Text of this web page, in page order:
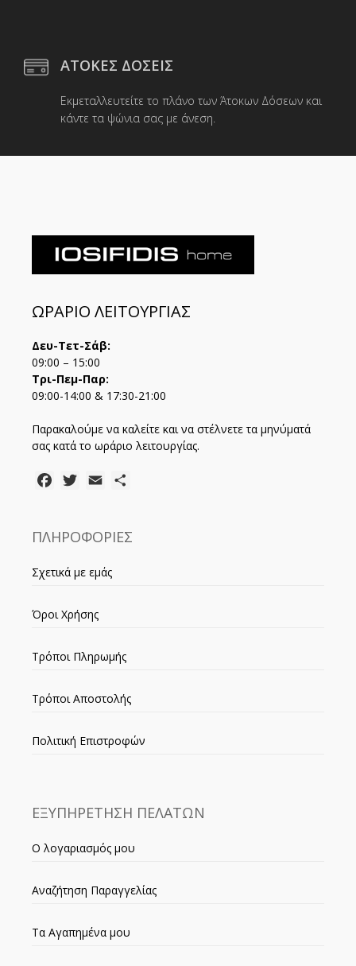
ΑΤΟΚΕΣ ΔΟΣΕΙΣ
Εκμεταλλευτείτε το πλάνο των Άτοκων Δόσεων και
κάντε τα ψώνια σας με άνεση.
ΩΡΑΡΙΟ ΛΕΙΤΟΥΡΓΙΑΣ
Δευ-Τετ-Σάβ:
09:00 – 15:00
Τρι-Πεμ-Παρ:
09:00-14:00 & 17:30-21:00
Παρακαλούμε να καλείτε και να στέλνετε τα μηνύματά
σας κατά το ωράριο λειτουργίας.
FacebookTwitter
Email
ΠΛΗΡΟΦΟΡΙΕΣ
Σχετικά με εμάς
Όροι Χρήσης
Τρόποι Πληρωμής
Τρόποι Αποστολής
Πολιτική Επιστροφών
ΕΞΥΠΗΡΕΤΗΣΗ ΠΕΛΑΤΩΝ
Ο λογαριασμός μου
Αναζήτηση Παραγγελίας
Τα Αγαπημένα μου